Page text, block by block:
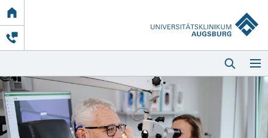
Link
zur
Startseite